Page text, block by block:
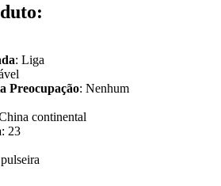
:
: Liga
Preocupação: Nenhum
continental
: 23